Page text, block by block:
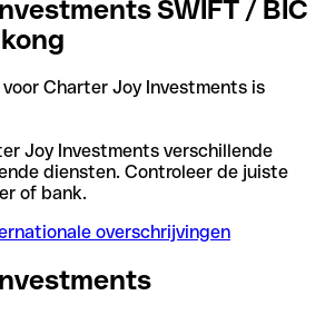
SWIFT / BIC
Charter Joy Investments is
Joy Investments verschillende
diensten. Controleer de juiste
of bank.
overschrijvingen